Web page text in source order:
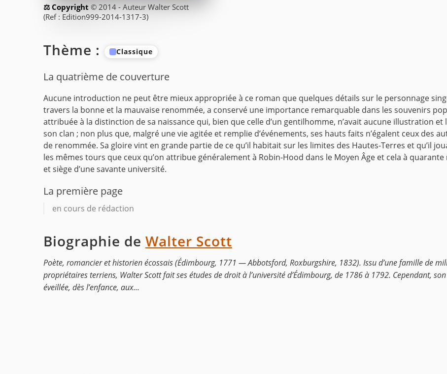
© 2014 - Auteur Walter Scott
(Ref : Edition999-2014-1317-3)
Thème : Classique
La quatrième de couverture
Aucune introduction ne peut être mieux appropriée à ce roman que quelques détails sur le personnage
travers la bonne et la mauvaise renommée, a conservé une importance remarquable dans les souvenirs
attribuée à la distinction de sa naissance qui, bien que celle d’un gentilhomme, n’avait aucune illustration
son clan ; non plus que, malgré une vie agitée et remplie d’événements, ses hauts faits n’égalent ceux des
de renommée. Sa gloire vint en grande partie de ce qu’il habitait sur les limites des Hautes-Terres et qu’il
les mêmes tours que ceux qu’on attribue généralement à Robin-Hood dans le Moyen Âge et cela à
et siège d’une savante université.
La première page
en cours de rédaction
Biographie de Walter Scott
Poète, romancier et historien écossais (Édimbourg, 1771 — Abbotsford, Roxburgshire, 1832). Issu d’une famille de
propriétaires terriens, Walter Scott fait ses études de droit à l’université d’Édimbourg, de 1786 à 1792. Cependant,
éveillée, dès l’enfance, aux...